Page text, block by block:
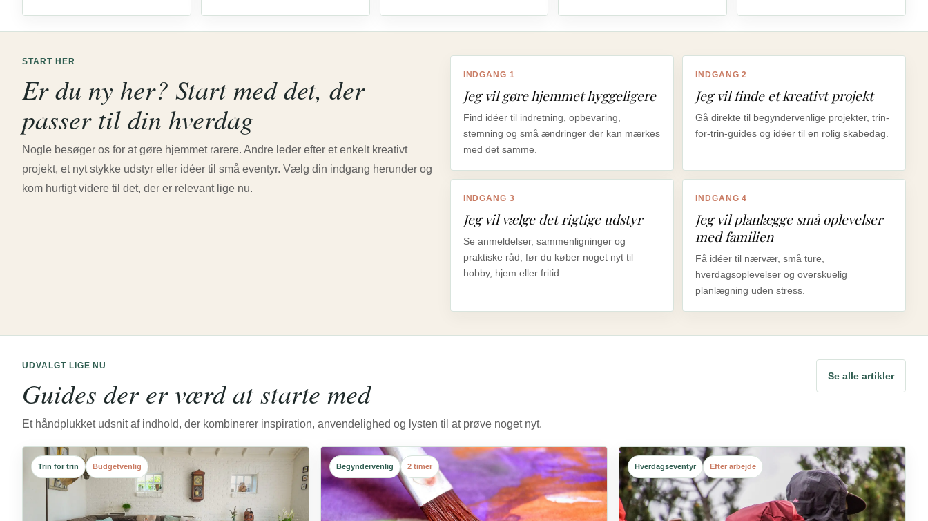
START HER
Er du ny her? Start med det, der
passer til din hverdag
Nogle besøger os for at gøre hjemmet rarere. Andre leder efter et enkelt kreativt
projekt, et nyt stykke udstyr eller idéer til små eventyr. Vælg din indgang herunder og
kom hurtigt videre til det, der er relevant lige nu.
INDGANG 1
Jeg vil gøre hjemmet hyggeligere
Find idéer til indretning, opbevaring,
stemning og små ændringer der kan mærkes
med det samme.
INDGANG 2
Jeg vil finde et kreativt projekt
Gå direkte til begyndervenlige projekter, trin-
for-trin-guides og idéer til en rolig skabedag.
INDGANG 3
Jeg vil vælge det rigtige udstyr
Se anmeldelser, sammenligninger og
praktiske råd, før du køber noget nyt til
hobby, hjem eller fritid.
INDGANG 4
Jeg vil planlægge små oplevelser
med familien
Få idéer til nærvær, små ture,
hverdagsoplevelser og overskuelig
planlægning uden stress.
UDVALGT LIGE NU
Guides der er værd at starte med
Et håndplukket udsnit af indhold, der kombinerer inspiration, anvendelighed og lysten til at prøve noget nyt.
Se alle artikler
Trin for trin Budgetvenlig Begyndervenlig 2 timer Hverdagseventyr Efter arbejde